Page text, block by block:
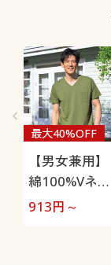
【男女兼用】
綿100%Vネッ
クTシャツ(半
最大40%OFF
913円～